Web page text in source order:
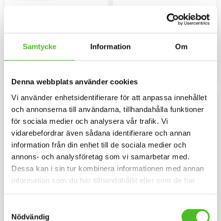
Samtycke Information Om
Denna webbplats använder cookies
Vi använder enhetsidentifierare för att anpassa innehållet
och annonserna till användarna, tillhandahålla funktioner
för sociala medier och analysera vår trafik. Vi
vidarebefordrar även sådana identifierare och annan
information från din enhet till de sociala medier och
annons- och analysföretag som vi samarbetar med.
Dessa kan i sin tur kombinera informationen med annan
information som du har tillhandahållit eller som de har
Nödvändig
Mössa i bomull/elastan med ett
Dinmont Terrier. Mössan finns i
Lägg till i favoriter
Dinmont Terrier
Keps i borstad bomullstwill med
kardborrespänne och med ett
Dinmont Terrier.
Dinmont Terrier
Dinmont Terrier